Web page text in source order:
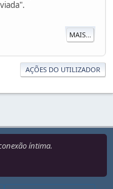
MAIS...
AÇÕES DO UTILIZADOR
íntima.